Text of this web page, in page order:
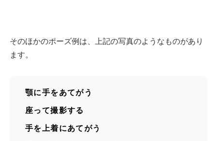
そのほかのポーズ例は、上記の写真のようなものがあり
ます。
顎に手をあてがう
座って撮影する
手を上着にあてがう